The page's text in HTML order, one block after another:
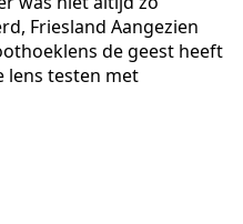
Friesland Aangezien
de geest heeft
lens testen met